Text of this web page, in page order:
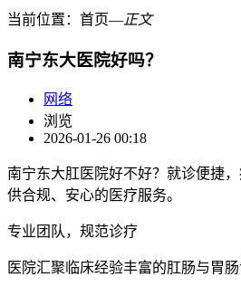
当前位置： 首页―正文
南宁东大医院好吗？
网络
浏览
2026-01-26 00:18
南宁东大肛医院好不好？就诊便捷
供合规、安心的医疗服务。
专业团队，规范诊疗
医院汇聚临床经验丰富的肛肠与胃